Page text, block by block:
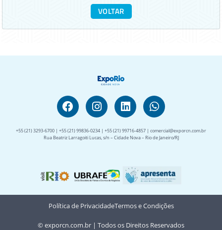
VOLTAR
+55 (21) 3293-6700 | +55 (21) 99836-0234 | +55 (21) 99716-4857 | comercial@exporcn.com.br
Rua Beatriz Larragoiti Lucas, s/n – Cidade Nova – Rio de Janeiro/RJ
Política de PrivacidadeTermos e Condições
© exporcn.com.br | Todos os Direitos Reservados